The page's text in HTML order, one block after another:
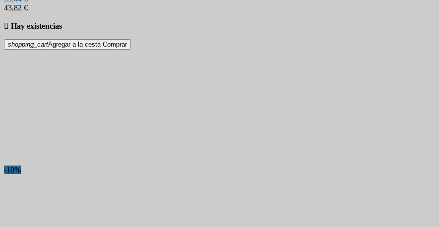
43,82 €
 Hay existencias
shopping_cartAgregar a la cesta Comprar
-10%